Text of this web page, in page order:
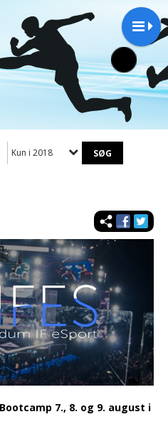
Kun i 2018
7., 8. og 9. august i